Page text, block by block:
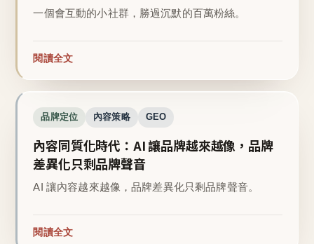
一個會互動的小社群，勝過沉默的百萬粉絲。
閱讀全文
品牌定位 內容策略 GEO
內容同質化時代：AI 讓品牌越來越像，品牌
差異化只剩品牌聲音
AI 讓內容越來越像，品牌差異化只剩品牌聲音。
閱讀全文